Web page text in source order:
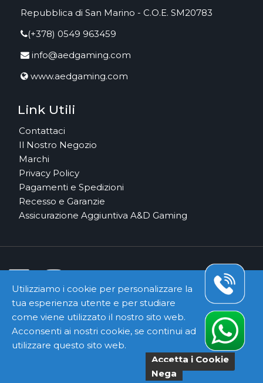
Repubblica di San Marino - C.O.E. SM20783
(+378) 0549 963459
info@aedgaming.com
www.aedgaming.com
Link Utili
Contattaci
Il Nostro Negozio
Marchi
Privacy Policy
Pagamenti e Spedizioni
Recesso e Garanzie
Assicurazione Aggiuntiva A&D Gaming
Pagamenti e Corrieri Sicuri
Kyuubi Cloud Solutionby STUDIO99. Tutti i
Utilizziamo i cookie per personalizzare la
tua esperienza utente e per studiare
come viene utilizzato il nostro sito web.
Acconsenti ai nostri cookie, se continui ad
utilizzare questo sito web.
Accetta i Cookie
Nega